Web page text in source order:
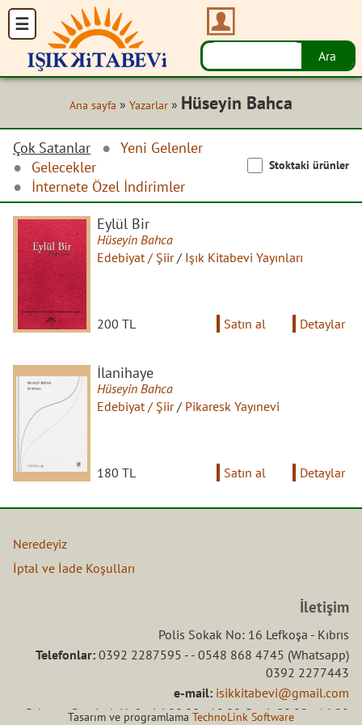
Ana sayfa » Yazarlar » Hüseyin Bahca
Çok Satanlar
Yeni Gelenler
Gelecekler
İnternete Özel İndirimler
Stoktaki ürünler
Eylül Bir
Hüseyin Bahca
Edebiyat / Şiir/ Işık Kitabevi Yayınları
200 TL Satın al Detaylar
İlanihaye
Hüseyin Bahca
Edebiyat / Şiir/ Pikaresk Yayınevi
180 TL Satın al Detaylar
Neredeyiz
İptal ve İade Koşulları
İletişim
Polis Sokak No: 16 Lefkoşa - Kıbrıs
Telefonlar: 0392 2287595 - - 0548 868 4745 (Whatsapp)
0392 2277443
e-mail: isikkitabevi@gmail.com
Çalışma Saatleri: Hafta içi 08.00 - 18.00 Ctesi: 08.00 - 16.00
Tasarım ve programlama TechnoLink Software